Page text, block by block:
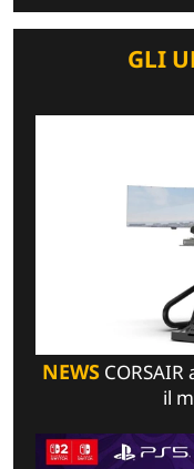
GLI
NEWSCORSAIR
il